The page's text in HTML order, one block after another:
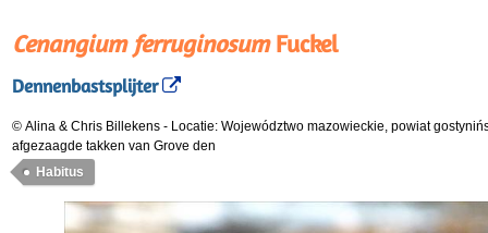
Cenangium ferruginosumFuckel
Dennenbastsplijter
© Alina & Chris Billekens - Locatie: Województwo mazowieckie, powiat
afgezaagde takken van Grove den
Habitus